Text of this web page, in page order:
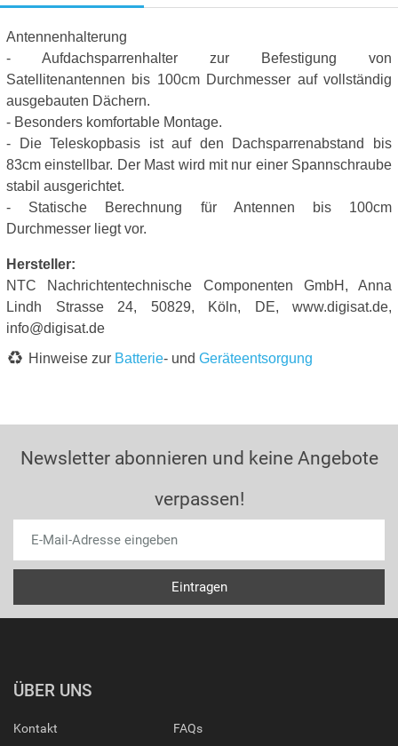
Antennenhalterung
- Aufdachsparrenhalter zur Befestigung von
Satellitenantennen bis 100cm Durchmesser auf vollständig
ausgebauten Dächern.
- Besonders komfortable Montage.
- Die Teleskopbasis ist auf den Dachsparrenabstand bis
83cm einstellbar. Der Mast wird mit nur einer Spannschraube
stabil ausgerichtet.
- Statische Berechnung für Antennen bis 100cm
Durchmesser liegt vor.
Hersteller:
NTC Nachrichtentechnische Componenten GmbH, Anna
Lindh Strasse 24, 50829, Köln, DE, www.digisat.de,
info@digisat.de
Hinweise zur Batterie- und Geräteentsorgung
Newsletter abonnieren und keine Angebote
verpassen!
ÜBER UNS
Kontakt FAQs